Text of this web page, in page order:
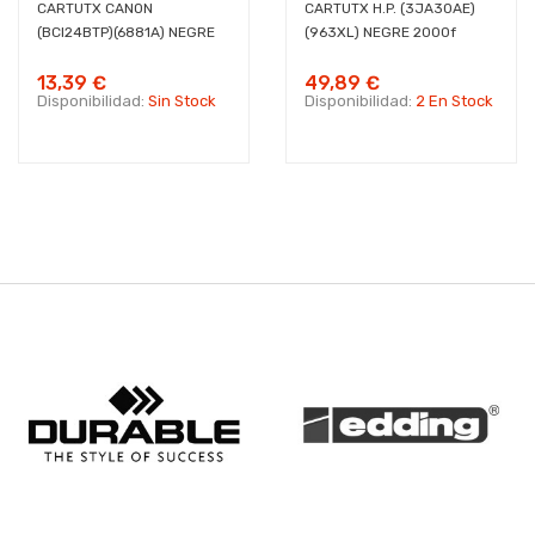
CARTUTX CANON
(BCI24BTP)(6881A) NEGRE
13,39 €
Disponibilidad: Sin Stock
CARTUTX H.P. (3JA30AE)
(963XL) NEGRE 2000f
49,89 €
Disponibilidad: 2 En Stock